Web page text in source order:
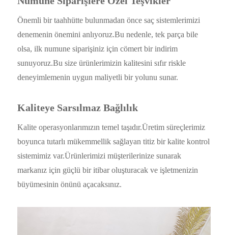
Önemli bir taahhütte bulunmadan önce saç sistemlerimizi
denemenin önemini anlıyoruz.Bu nedenle, tek parça bile
olsa, ilk numune siparişiniz için cömert bir indirim
sunuyoruz.Bu size ürünlerimizin kalitesini sıfır riskle
deneyimlemenin uygun maliyetli bir yolunu sunar.
Kaliteye Sarsılmaz Bağlılık
Kalite operasyonlarımızın temel taşıdır.Üretim süreçlerimiz
boyunca tutarlı mükemmellik sağlayan titiz bir kalite kontrol
sistemimiz var.Ürünlerimizi müşterilerinize sunarak
markanız için güçlü bir itibar oluşturacak ve işletmenizin
büyümesinin önünü açacaksınız.